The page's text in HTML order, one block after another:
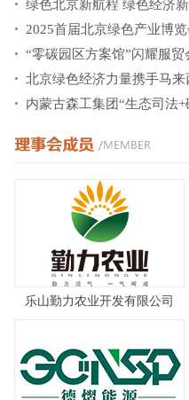
绿色北京新航程 绿色经济
2025首届北京绿色产业博
“零碳园区方案馆”闪耀服
北京绿色经济力量携手马来
内蒙古森工集团“生态司法
乐山勤力农业开发有限公司